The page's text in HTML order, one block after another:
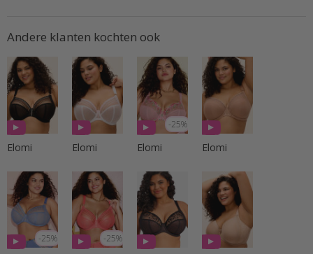
Andere klanten kochten ook
Elomi Elomi
-25%
Elomi Elomi
-25% -25%